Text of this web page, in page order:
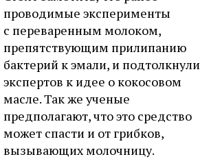
проводимые эксперименты
с переваренным молоком,
препятствующим прилипанию
бактерий к эмали, и подтолкнули
экспертов к идее о кокосовом
масле. Так же ученые
предполагают, что это средство
может спасти и от грибков,
вызывающих молочницу.